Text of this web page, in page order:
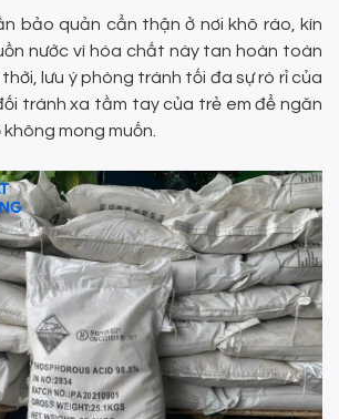
bảo quản cẩn thận ở nơi khô ráo, kín
nước vì hóa chất này tan hoàn toàn
lưu ý phòng tránh tối đa sự rò rỉ của
tránh xa tầm tay của trẻ em để ngăn
mong muốn.